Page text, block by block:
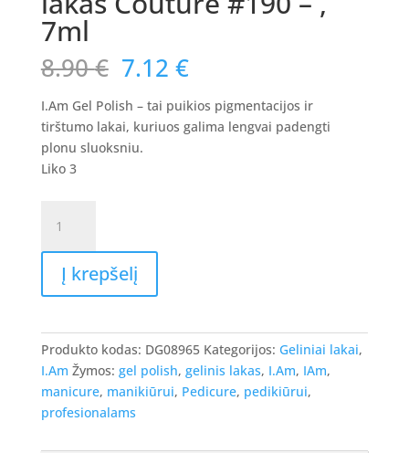
7ml
8.90€ Original
price
was:
8.90 €.
7.12 €Current
price
is:
7.12 €.
I.Am Gel Polish – tai puikios pigmentacijos ir
tirštumo lakai, kuriuos galima lengvai padengti
plonu sluoksniu.
Liko 3
kiekis:
I.Am
Polish
gelinis
lakas
Couture
#190
-
Į krepšelį
Produkto kodas: DG08965 Kategorijos: Geliniai lakai,
I.Am Žymos: gel polish, gelinis lakas, I.Am, IAm,
manicure, manikiūrui, Pedicure, pedikiūrui,
profesionalams